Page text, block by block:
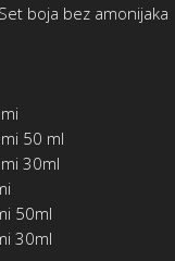
boja bez amonijaka
50 ml
30ml
50ml
30ml